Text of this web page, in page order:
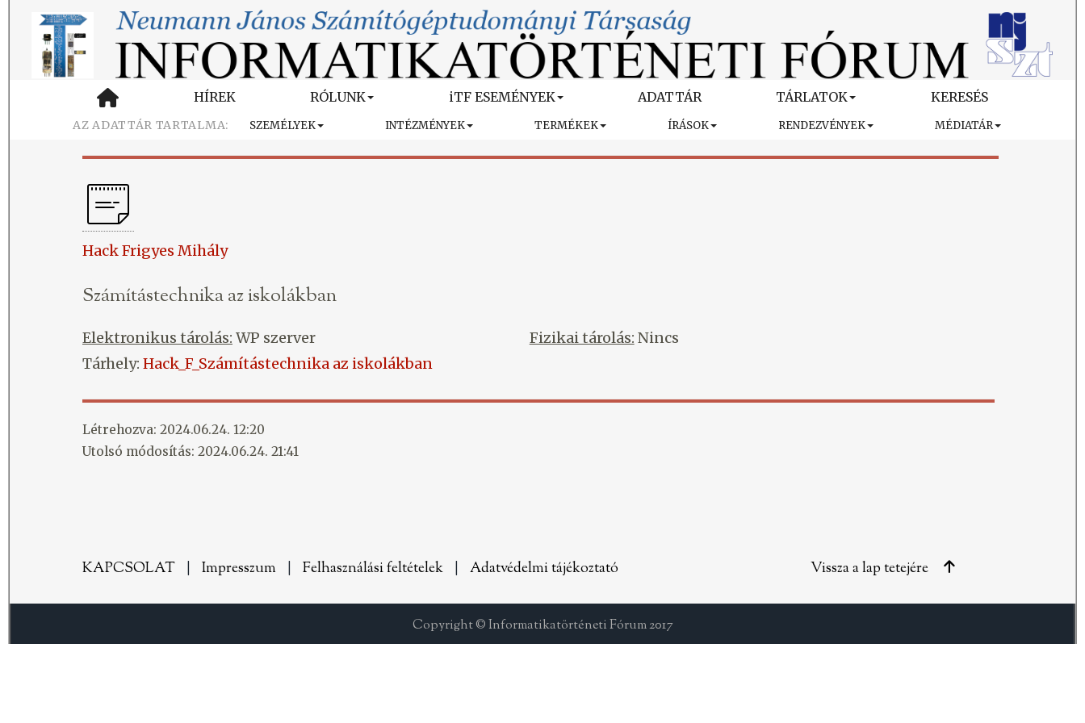
HÍREK RÓLUNK iTF ESEMÉNYEK ADATTÁR TÁRLATOK KERESÉS
SZEMÉLYEK INTÉZMÉNYEK TERMÉKEK ÍRÁSOK RENDEZVÉNYEK MÉDIATÁR
Hack Frigyes Mihály
Számítástechnika az iskolákban
Elektronikus tárolás: WP szerver
Tárhely: Hack_F_Számítástechnika az iskolákban
Fizikai tárolás: Nincs
Létrehozva: 2024.06.24. 12:20
Utolsó módosítás: 2024.06.24. 21:41
KAPCSOLAT Impresszum Felhasználási feltételek Adatvédelmi tájékoztató Vissza a lap tetejére
Copyright © Informatikatörténeti Fórum 2017